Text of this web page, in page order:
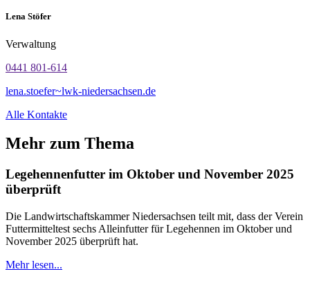
Lena Stöfer
Verwaltung
0441 801-614
lena.stoefer~lwk-niedersachsen.de
Alle Kontakte
Mehr zum Thema
Legehennenfutter im Oktober und November 2025
überprüft
Die Landwirtschaftskammer Niedersachsen teilt mit, dass der Verein
Futtermitteltest sechs Alleinfutter für Legehennen im Oktober und
November 2025 überprüft hat.
Mehr lesen...